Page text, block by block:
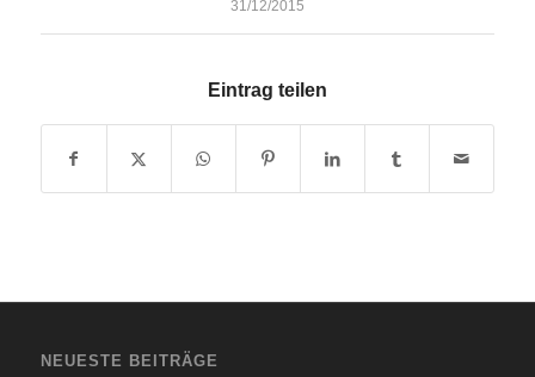
31/12/2015
Eintrag teilen
NEUESTE BEITRÄGE